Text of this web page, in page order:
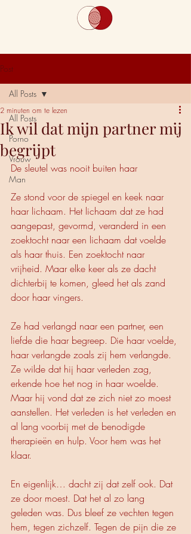
Post
All Posts
Porno
Vrouw
Man
All Posts
Ik wil dat mijn partner mij
begrijpt
2 minuten om te lezen
De sleutel was nooit buiten haar
Ze stond voor de spiegel en keek naar
haar lichaam. Het lichaam dat ze had
aangepast, gevormd, veranderd in een
zoektocht naar een lichaam dat voelde
als haar thuis. Een zoektocht naar
vrijheid. Maar elke keer als ze dacht
dichterbij te komen, gleed het als zand
door haar vingers.
Ze had verlangd naar een partner, een
liefde die haar begreep. Die haar voelde,
haar verlangde zoals zij hem verlangde.
Ze wilde dat hij haar verleden zag,
erkende hoe het nog in haar woelde.
Maar hij vond dat ze zich niet zo moest
aanstellen. Het verleden is het verleden en
al lang voorbij met de benodigde
therapieën en hulp. Voor hem was het
klaar.
En eigenlijk… dacht zij dat zelf ook. Dat
ze door moest. Dat het al zo lang
geleden was. Dus bleef ze vechten tegen
hem, tegen zichzelf. Tegen de pijn die ze